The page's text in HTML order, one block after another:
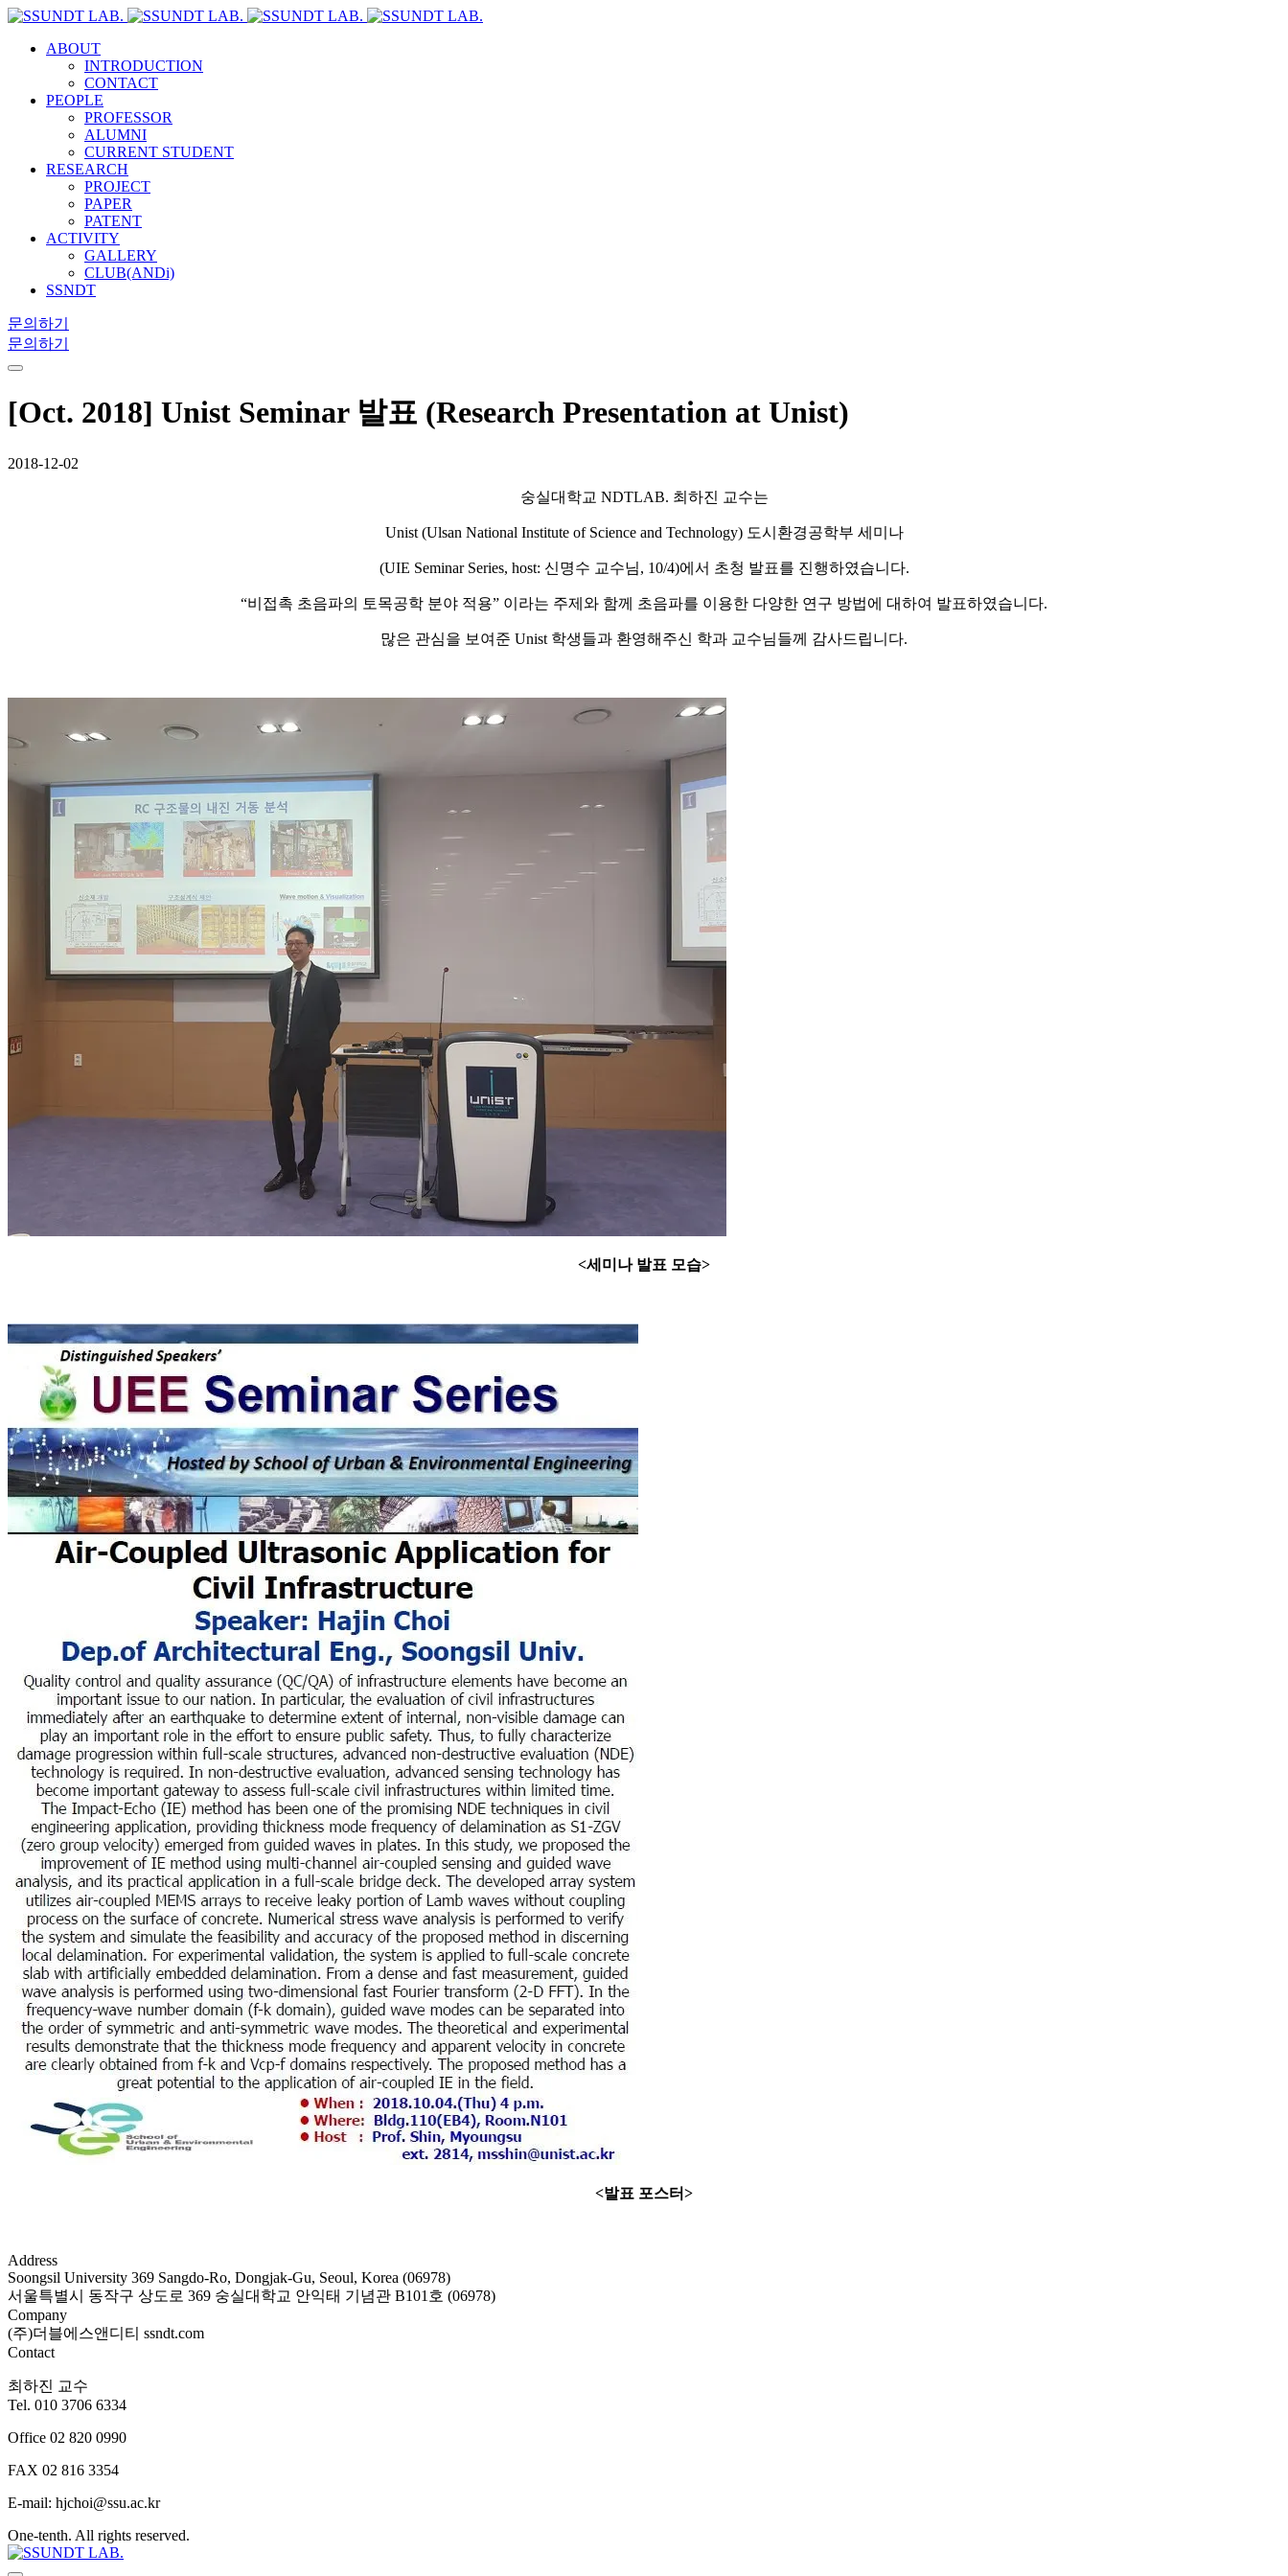
ABOUT
INTRODUCTION
CONTACT
PEOPLE
PROFESSOR
ALUMNI
CURRENT STUDENT
RESEARCH
PROJECT
PAPER
PATENT
ACTIVITY
GALLERY
CLUB(ANDi)
SSNDT
문의하기
문의하기
[Oct. 2018] Unist Seminar 발표 (Research Presentation at Unist)
2018-12-02
숭실대학교 NDTLAB. 최하진 교수는
Unist (Ulsan National Institute of Science and Technology) 도시환경공학부 세미나
(UIE Seminar Series, host: 신명수 교수님, 10/4)에서 초청 발표를 진행하였습니다.
“비접촉 초음파의 토목공학 분야 적용” 이라는 주제와 함께 초음파를 이용한 다양한 연구 방법에 대하여 발표하였습니다.
많은 관심을 보여준 Unist 학생들과 환영해주신 학과 교수님들께 감사드립니다.
<세미나 발표 모습>
<발표 포스터>
Address
Soongsil University 369 Sangdo-Ro, Dongjak-Gu, Seoul, Korea (06978)
서울특별시 동작구 상도로 369 숭실대학교 안익태 기념관 B101호 (06978)
Company
(주)더블에스앤디티 ssndt.com
Contact
최하진 교수
Tel. 010 3706 6334
Office 02 820 0990​
FAX 02 816 3354​
E-mail: hjchoi@ssu.ac.kr​
One-tenth. All rights reserved.